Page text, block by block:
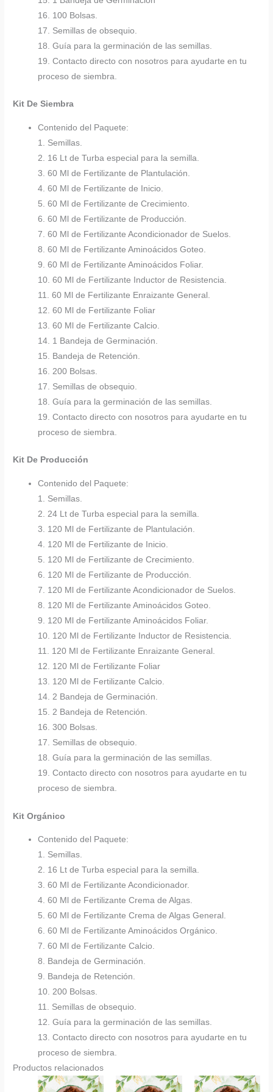
16. 100 Bolsas.
17. Semillas de obsequio.
18. Guía para la germinación de las semillas.
19. Contacto directo con nosotros para ayudarte en tu
proceso de siembra.
Kit De Siembra
Contenido del Paquete:
1. Semillas.
2. 16 Lt de Turba especial para la semilla.
3. 60 Ml de Fertilizante de Plantulación.
4. 60 Ml de Fertilizante de Inicio.
5. 60 Ml de Fertilizante de Crecimiento.
6. 60 Ml de Fertilizante de Producción.
7. 60 Ml de Fertilizante Acondicionador de Suelos.
8. 60 Ml de Fertilizante Aminoácidos Goteo.
9. 60 Ml de Fertilizante Aminoácidos Foliar.
10. 60 Ml de Fertilizante Inductor de Resistencia.
11. 60 Ml de Fertilizante Enraizante General.
12. 60 Ml de Fertilizante Foliar
13. 60 Ml de Fertilizante Calcio.
14. 1 Bandeja de Germinación.
15. Bandeja de Retención.
16. 200 Bolsas.
17. Semillas de obsequio.
18. Guía para la germinación de las semillas.
19. Contacto directo con nosotros para ayudarte en tu
proceso de siembra.
Kit De Producción
Contenido del Paquete:
1. Semillas.
2. 24 Lt de Turba especial para la semilla.
3. 120 Ml de Fertilizante de Plantulación.
4. 120 Ml de Fertilizante de Inicio.
5. 120 Ml de Fertilizante de Crecimiento.
6. 120 Ml de Fertilizante de Producción.
7. 120 Ml de Fertilizante Acondicionador de Suelos.
8. 120 Ml de Fertilizante Aminoácidos Goteo.
9. 120 Ml de Fertilizante Aminoácidos Foliar.
10. 120 Ml de Fertilizante Inductor de Resistencia.
11. 120 Ml de Fertilizante Enraizante General.
12. 120 Ml de Fertilizante Foliar
13. 120 Ml de Fertilizante Calcio.
14. 2 Bandeja de Germinación.
15. 2 Bandeja de Retención.
16. 300 Bolsas.
17. Semillas de obsequio.
18. Guía para la germinación de las semillas.
19. Contacto directo con nosotros para ayudarte en tu
proceso de siembra.
Kit Orgánico
Contenido del Paquete:
1. Semillas.
2. 16 Lt de Turba especial para la semilla.
3. 60 Ml de Fertilizante Acondicionador.
4. 60 Ml de Fertilizante Crema de Algas.
5. 60 Ml de Fertilizante Crema de Algas General.
6. 60 Ml de Fertilizante Aminoácidos Orgánico.
7. 60 Ml de Fertilizante Calcio.
8. Bandeja de Germinación.
9. Bandeja de Retención.
10. 200 Bolsas.
11. Semillas de obsequio.
12. Guía para la germinación de las semillas.
13. Contacto directo con nosotros para ayudarte en tu
proceso de siembra.
Productos relacionados